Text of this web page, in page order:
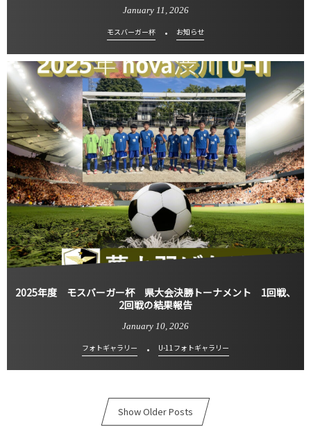
January 11 2026
モスバーガー杯 お知らせ
2025年度 モスバーガー杯 県大会決勝トーナメント 1回戦、
2回戦の結果報告
January 10, 2026
フォトギャラリー U-11フォトギャラリー
Show Older Posts